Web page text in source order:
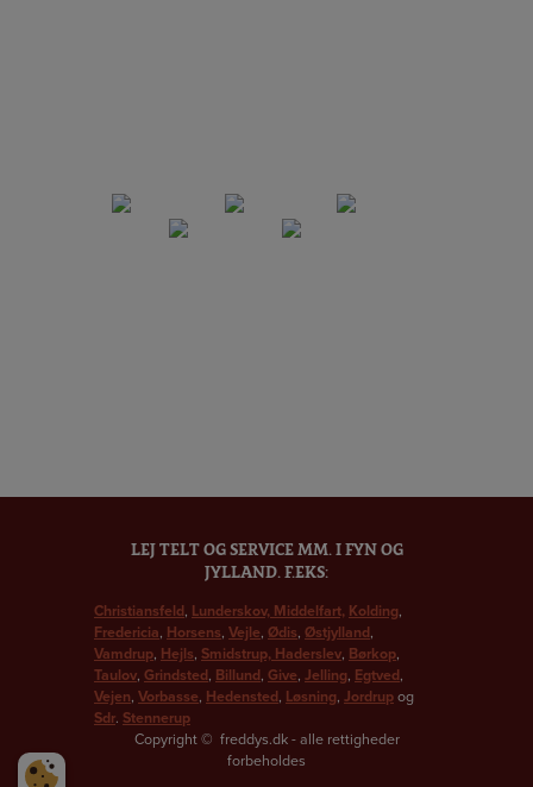
Servietter
Champagne
48 x 48 cm.
LEJ TELT OG SERVICE MM. I FYN OG
JYLLAND. F.EKS:
Christiansfeld, Lunderskov, Middelfart, Kolding,
Fredericia, Horsens, Vejle, Ødis, Østjylland,
Vamdrup, Hejls, Smidstrup, Haderslev, Børkop,
Taulov, Grindsted, Billund, Give, Jelling, Egtved,
Vejen, Vorbasse, Hedensted, Løsning, Jordrup og
Sdr. Stennerup
Copyright © freddys.dk - alle rettigheder
forbeholdes